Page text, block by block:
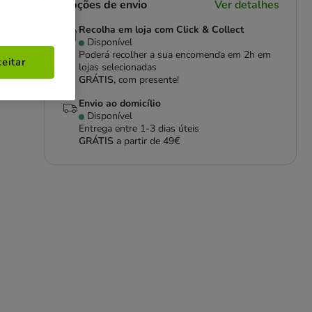
Opções de envio Ver detalhes
Recolha em loja com Click & Collect
Disponível
Poderá recolher a sua encomenda em 2h em
lojas selecionadas
GRÁTIS,com presente!
Envio ao domicílio
Disponível
Entrega entre 1-3 dias úteis
GRÁTIS a partir de 49€